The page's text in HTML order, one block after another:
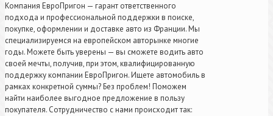
Компания ЕвроПригон — гарант ответственного
подхода и профессиональной поддержки в поиске,
покупке, оформлении и доставке авто из Франции. Мы
специализируемся на европейском авторынке многие
годы. Можете быть уверены — вы сможете водить авто
своей мечты, получив, при этом, квалифицированную
поддержку компании ЕвроПригон. Ищете автомобиль в
рамках конкретной суммы? Без проблем! Поможем
найти наиболее выгодное предложение в пользу
покупателя. Сотрудничество с нами происходит так: